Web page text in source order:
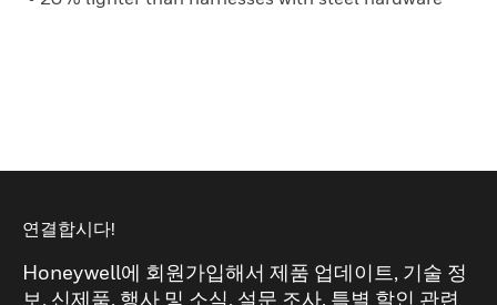
연결합시다!
Honeywell에 회원가입해서 제품 업데이트, 기술 정
보, 신제품, 행사 및 소식, 설문 조사, 특별 할인 관련